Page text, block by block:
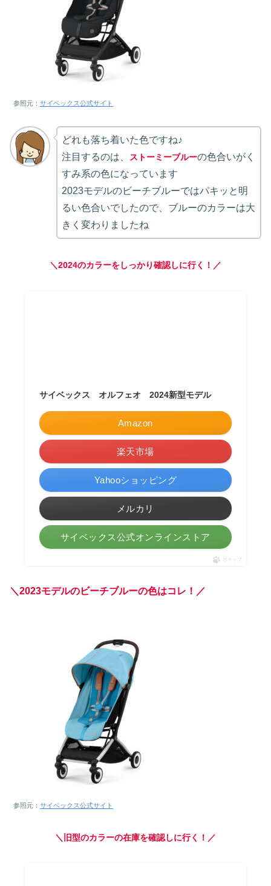
参照元： サイベックス公式サイト
どれも落ち着いた色ですね♪
注目するのは、
ストーミーブルーの色合いがく
すみ系の色になっています
2023モデルのビーチブルーではパキッと明
るい色合いでしたので、ブルーのカラーは大
きく変わりましたね
＼2024のカラーをしっかり確認しに行く！／
サイベックス オルフェオ 2024新型モデル
Amazon
楽天市場
Yahooショッピング
メルカリ
サイベックス公式オンラインストア
ポチップ
＼2023モデルのビーチブルーの色はコレ ！ ／
参照元： サイベックス公式サイト
＼旧型のカラーの在庫を確認しに行く！／